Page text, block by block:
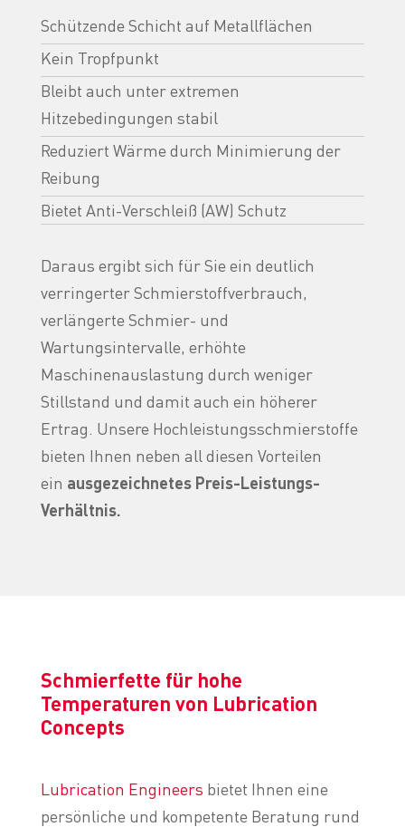
Schützende Schicht auf Metallflächen
Kein Tropfpunkt
Bleibt auch unter extremen
Hitzebedingungen stabil
Reduziert Wärme durch Minimierung der
Reibung
Bietet Anti-Verschleiß (AW) Schutz
Daraus ergibt sich für Sie ein deutlich
verringerter Schmierstoffverbrauch,
verlängerte Schmier- und
Wartungsintervalle, erhöhte
Maschinenauslastung durch weniger
Stillstand und damit auch ein höherer
Ertrag. Unsere Hochleistungsschmierstoffe
bieten Ihnen neben all diesen Vorteilen
ein ausgezeichnetes Preis-Leistungs-
Verhältnis.
Schmierfette für hohe
Temperaturen von Lubrication
Concepts
Lubrication Engineers bietet Ihnen eine
persönliche und kompetente Beratung rund